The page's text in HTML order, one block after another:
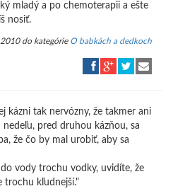
mladý a po chemoterapii a ešte
nosiť.
do kategórie O babkách a dedkoch
kázni tak nervózny, že takmer ani
pred druhou kázňou, sa
že čo by mal urobiť, aby sa
do vody trochu vodky, uvidíte, že
trochu kľudnejší."